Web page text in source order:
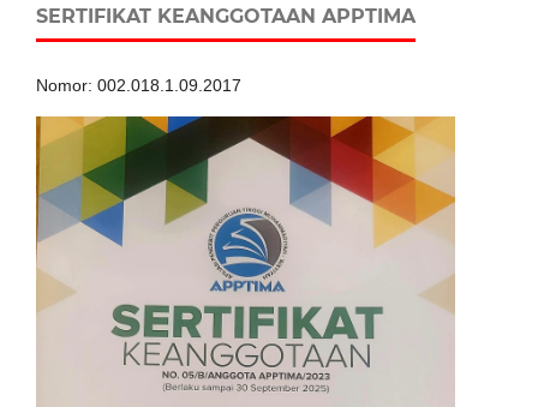
SERTIFIKAT KEANGGOTAAN APPTIMA
Nomor: 002.018.1.09.2017